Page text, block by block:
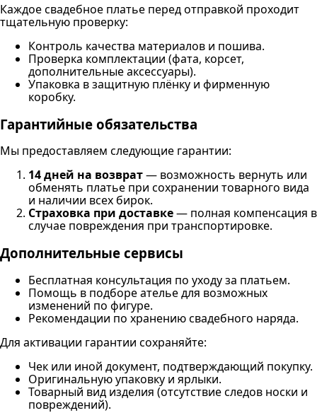
Каждое свадебное платье перед отправкой проходит
тщательную проверку:
Контроль качества материалов и пошива.
Проверка комплектации (фата, корсет,
дополнительные аксессуары).
Упаковка в защитную плёнку и фирменную
коробку.
Гарантийные обязательства
Мы предоставляем следующие гарантии:
14 дней на возврат— возможность вернуть или
обменять платье при сохранении товарного вида
и наличии всех бирок.
Страховка при доставке— полная компенсация в
случае повреждения при транспортировке.
Дополнительные сервисы
Бесплатная консультация по уходу за платьем.
Помощь в подборе ателье для возможных
изменений по фигуре.
Рекомендации по хранению свадебного наряда.
Для активации гарантии сохраняйте:
Чек или иной документ, подтверждающий покупку.
Оригинальную упаковку и ярлыки.
Товарный вид изделия (отсутствие следов носки и
повреждений).